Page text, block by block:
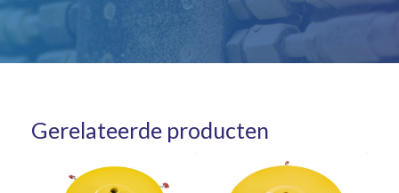
Gerelateerde producten